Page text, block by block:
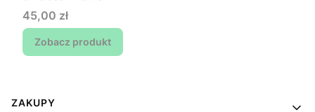
Cena
45,00 zł
Zobacz produkt
Linki w stopce
ZAKUPY